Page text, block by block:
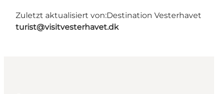
Zuletzt aktualisiert von:Destination Vesterhavet
turist@visitvesterhavet.dk